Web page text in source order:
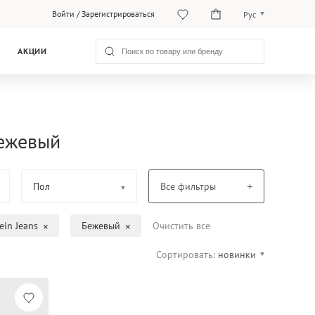
Войти /Зарегистрироваться Рус
Рус
АКЦИИ
Пол Все фильтры
Jeans Бежевый Очистить все
Сортировать: новинки